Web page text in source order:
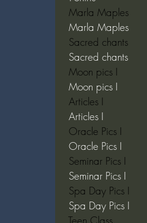
Marla Maples
Marla Maples
Sacred chants
Sacred chants
Moon pics I
Moon pics I
Articles I
Articles I
Oracle Pics I
Oracle Pics I
Seminar Pics I
Seminar Pics I
Spa Day Pics I
Spa Day Pics I